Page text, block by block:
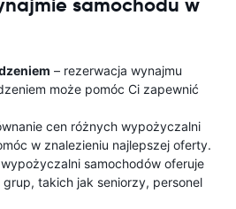
samochodu w
– rezerwacja wynajmu
może pomóc Ci zapewnić
cen różnych wypożyczalni
w znalezieniu najlepszej oferty.
samochodów oferuje
takich jak seniorzy, personel